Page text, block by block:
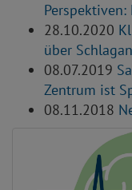
28.10.2020
über
08.07.2019
Zentrum ist
08.11.2018